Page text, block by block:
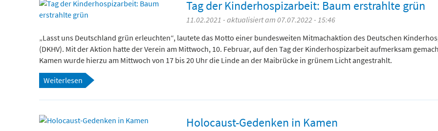
Tag der Kinderhospizarbeit: Baum erstrahlte grün
11.02.2021 - aktualisiert am 07.07.2022 - 15:46
„Lasst uns Deutschland grün erleuchten“, lautete das Motto einer bundesweiten Mitmachaktion des Deutschen
(DKHV). Mit der Aktion hatte der Verein am Mittwoch, 10. Februar, auf den Tag der Kinderhospizarbeit aufmerksam
Kamen wurde hierzu am Mittwoch von 17 bis 20 Uhr die Linde an der Maibrücke in grünem Licht angestrahlt.
Weiterlesen
Holocaust-Gedenken in Kamen